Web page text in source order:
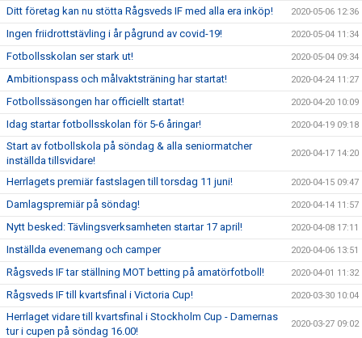
Ditt företag kan nu stötta Rågsveds IF med alla era inköp! 2020-05-06 12:36
Ingen friidrottstävling i år pågrund av covid-19! 2020-05-04 11:34
Fotbollsskolan ser stark ut! 2020-05-04 09:34
Ambitionspass och målvaktsträning har startat! 2020-04-24 11:27
Fotbollssäsongen har officiellt startat! 2020-04-20 10:09
Idag startar fotbollsskolan för 5-6 åringar! 2020-04-19 09:18
Start av fotbollskola på söndag & alla seniormatcher
inställda tillsvidare!
2020-04-17 14:20
Herrlagets premiär fastslagen till torsdag 11 juni! 2020-04-15 09:47
Damlagspremiär på söndag! 2020-04-14 11:57
Nytt besked: Tävlingsverksamheten startar 17 april! 2020-04-08 17:11
Inställda evenemang och camper 2020-04-06 13:51
Rågsveds IF tar ställning MOT betting på amatörfotboll! 2020-04-01 11:32
Rågsveds IF till kvartsfinal i Victoria Cup! 2020-03-30 10:04
Herrlaget vidare till kvartsfinal i Stockholm Cup - Damernas
tur i cupen på söndag 16.00!
2020-03-27 09:02